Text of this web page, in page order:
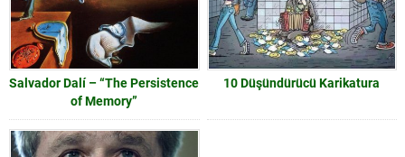
Salvador Dalí – “The Persistence
of Memory”
10 Düşündürücü Karikatura